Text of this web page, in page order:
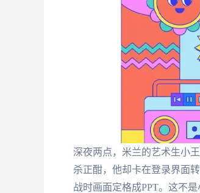
深夜两点，米兰的艺术生小
杀正酣，他却卡在登录界面
战时画面定格成PPT。这不